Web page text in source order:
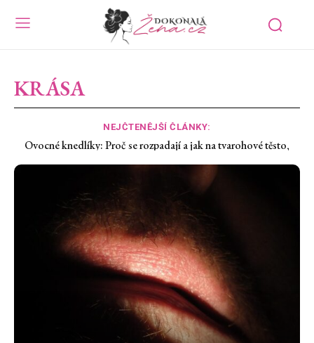
KRÁSA
NEJČTENĚJŠÍ ČLÁNKY:
Nedostatek železa: Proč vás únava nepustí ani po vyspání a co s